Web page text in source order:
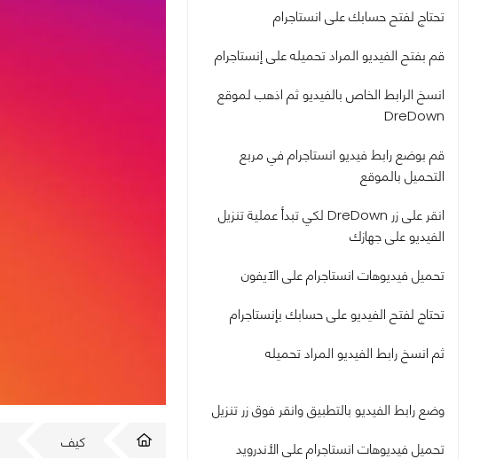
تحتاج لفتح حسابك على انستاجرام
قم بفتح الفيديو المراد تحميله على إنستاجرام
انسخ الرابط الخاص بالفيديو ثم اذهب لموقع
DreDown
قم بوضع رابط فيديو انستاجرام في مربع
التحميل بالموقع
انقر على زر DreDown لكي تبدأ عملية تنزيل
الفيديو على جهازك
تحميل فيديوهات انستاجرام على الآيفون
تحتاج لفتح الفيديو على حسابك بإنستاجرام
ثم انسخ رابط الفيديو المراد تحميله
وضع رابط الفيديو بالتطبيق وانقر فوق زر تنزيل
تحميل فيديوهات انستاجرام على الأندرويد كيف